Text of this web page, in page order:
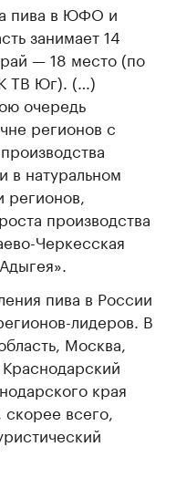
пива в ЮФО и
занимает 14
— 18 место (по
ТВ Юг). (…)
очередь
регионов с
в натуральном
производства
Черкесская
пива в России
лидеров. В
Москва,
края
всего,